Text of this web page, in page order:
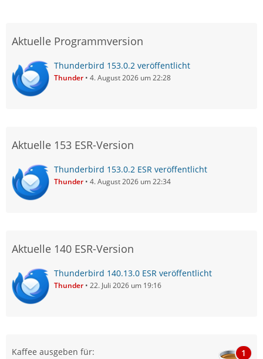
Aktuelle Programmversion
Thunderbird 153.0.2 veröffentlicht
Thunder 4. August 2026 um 22:28
Aktuelle 153 ESR-Version
Thunderbird 153.0.2 ESR veröffentlicht
Thunder 4. August 2026 um 22:34
Aktuelle 140 ESR-Version
Thunderbird 140.13.0 ESR veröffentlicht
Thunder 22. Juli 2026 um 19:16
Kaffee ausgeben für: 1